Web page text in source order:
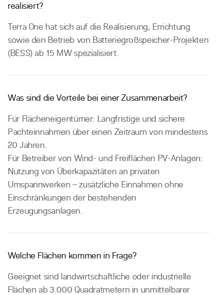
realisiert?
Terra One hat sich auf die Realisierung, Errichtung
sowie den Betrieb von Batteriegroßspeicher-Projekten
(BESS) ab 15 MW spezialisiert.
Was sind die Vorteile bei einer Zusammenarbeit?
Für Flächeneigentümer: Langfristige und sichere
Pachteinnahmen über einen Zeitraum von mindestens
20 Jahren.
Für Betreiber von Wind- und Freiflächen PV-Anlagen:
Nutzung von Überkapazitäten an privaten
Umspannwerken – zusätzliche Einnahmen ohne
Einschränkungen der bestehenden
Erzeugungsanlagen.
Welche Flächen kommen in Frage?
Geeignet sind landwirtschaftliche oder industrielle
Flächen ab 3.000 Quadratmetern in unmittelbarer